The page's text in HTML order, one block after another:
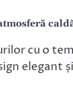
cu o
elegant